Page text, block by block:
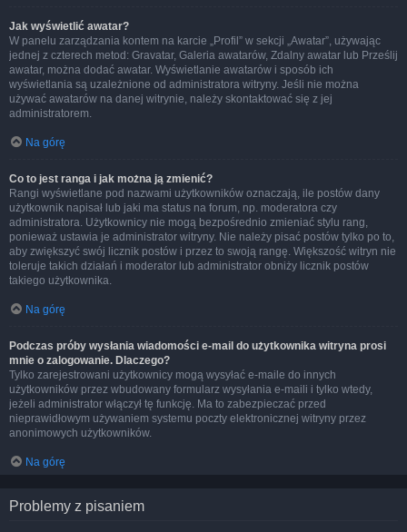
Jak wyświetlić awatar?
W panelu zarządzania kontem na karcie „Profil” w sekcji „Awatar”, używając
jednej z czterech metod: Gravatar, Galeria awatarów, Zdalny awatar lub Prześlij
awatar, można dodać awatar. Wyświetlanie awatarów i sposób ich
wyświetlania są uzależnione od administratora witryny. Jeśli nie można
używać awatarów na danej witrynie, należy skontaktować się z jej
administratorem.
Na górę
Co to jest ranga i jak można ją zmienić?
Rangi wyświetlane pod nazwami użytkowników oznaczają, ile postów dany
użytkownik napisał lub jaki ma status na forum, np. moderatora czy
administratora. Użytkownicy nie mogą bezpośrednio zmieniać stylu rang,
ponieważ ustawia je administrator witryny. Nie należy pisać postów tylko po to,
aby zwiększyć swój licznik postów i przez to swoją rangę. Większość witryn nie
toleruje takich działań i moderator lub administrator obniży licznik postów
takiego użytkownika.
Na górę
Podczas próby wysłania wiadomości e-mail do użytkownika witryna prosi
mnie o zalogowanie. Dlaczego?
Tylko zarejestrowani użytkownicy mogą wysyłać e-maile do innych
użytkowników przez wbudowany formularz wysyłania e-maili i tylko wtedy,
jeżeli administrator włączył tę funkcję. Ma to zabezpieczać przed
nieprawidłowym używaniem systemu poczty elektronicznej witryny przez
anonimowych użytkowników.
Na górę
Problemy z pisaniem